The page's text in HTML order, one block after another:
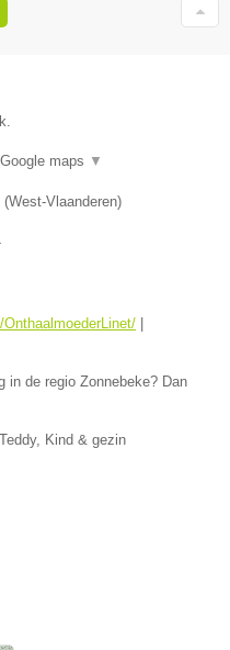
Google maps ▼
(West-Vlaanderen)
in de regio Zonnebeke? Dan
Kind & gezin